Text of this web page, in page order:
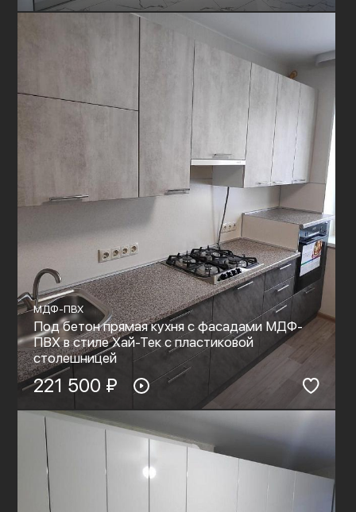
МДФ-ПВХ
Под бетон прямая кухня с фасадами МДФ-
ПВХ в стиле Хай-Тек с пластиковой
столешницей
221 500 ₽